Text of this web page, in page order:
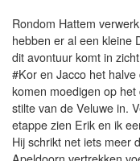
Rondom Hattem
hebben er al een kleine
dit avontuur komt in
#Kor en Jacco het
komen moedigen op
stilte van de Veluwe in.
etappe zien Erik en ik
Hij schrikt net iets meer